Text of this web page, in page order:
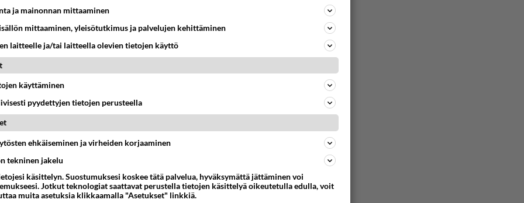
KUUKAUSI
voita reilusti, persut kumoavat demokratian Suomesta
Ikävä
Maailman menoa
34
ja mainonnan mittaaminen
mittaaminen, yleisötutkimus ja palvelujen kehittäminen
laitteelle ja/tai laitteella olevien tietojen käyttö
käyttäminen
pyydettyjen tietojen perusteella
ehkäiseminen ja virheiden korjaaminen
tekninen jakelu
käsittelyn. Suostumuksesi koskee tätä palvelua, hyväksymättä jättäminen voi
Jotkut teknologiat saattavat perustella tietojen käsittelyä oikeutetulla edulla, voit
muita asetuksia klikkaamalla "Asetukset" linkkiä.